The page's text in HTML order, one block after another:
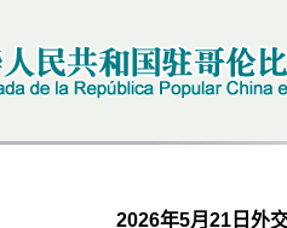
2026年5月21日外